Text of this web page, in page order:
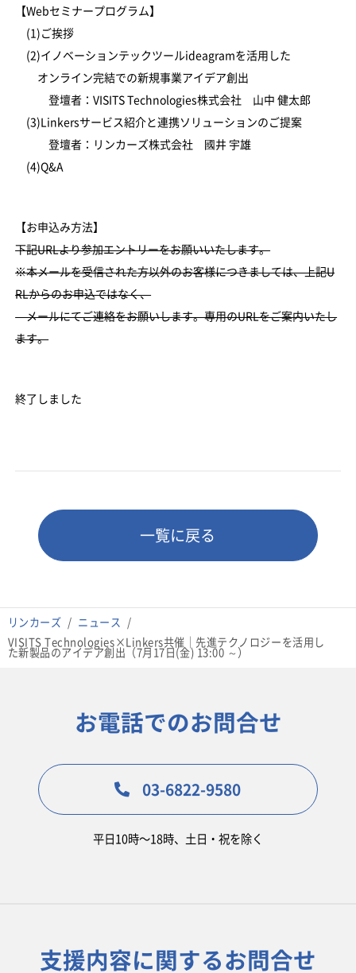
リンカーズ
ニュース
VISITS Technologies×Linkers共催｜先進テクノロジーを活用し
た新製品のアイデア創出（7月17日(金) 13:00 ～）
【Webセミナープログラム】
(1)ご挨拶
(2)イノベーションテックツールideagramを活用した
オンライン完結での新規事業アイデア創出
登壇者：VISITS Technologies株式会社 山中 健太郎
(3)Linkersサービス紹介と連携ソリューションのご提案
登壇者：リンカーズ株式会社 國井 宇雄
(4)Q&A
【お申込み方法】
下記URLより参加エントリーをお願いいたします。
※本メールを受信された方以外のお客様につきましては、上記U
RLからのお申込ではなく、
メールにてご連絡をお願いします。専用のURLをご案内いたし
ます。
終了しました
一覧に戻る
お電話でのお問合せ
03-6822-9580
平日10時〜18時、土日・祝を除く
支援内容に関するお問合せ